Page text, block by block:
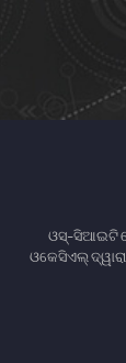
ଓସ୍-ସିଆଇଟି
ଓକେସିଏଲ୍